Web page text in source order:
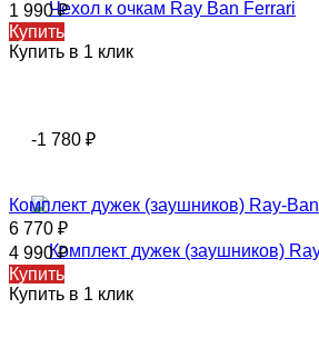
1 990₽
Купить
Купить в 1 клик
-1 780 ₽
Комплект дужек (заушников) Ray-Ban
6 770 ₽
4 990₽
Купить
Купить в 1 клик